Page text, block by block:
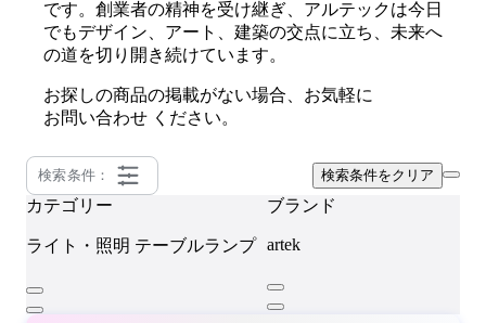
です。創業者の精神を受け継ぎ、アルテックは今日
でもデザイン、アート、建築の交点に立ち、未来へ
の道を切り開き続けています。
お探しの商品の掲載がない場合、お気軽に
お問い合わせ ください。
検索条件： 検索条件をクリア
カテゴリー
ライト・照明 テーブルランプ
ブランド
artek